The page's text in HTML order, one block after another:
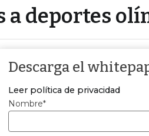
Inteligencia Artificial
deportes
Descarga el
Leer política de privacidad
Nombre*